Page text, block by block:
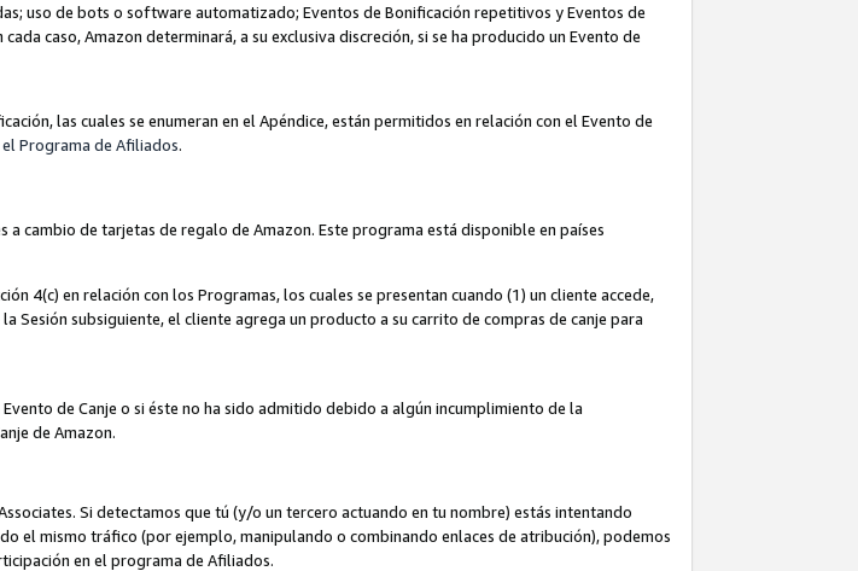
uso de bots o software automatizado; Eventos de Bonificación repetitivos y Eventos de
caso, Amazon determinará, a su exclusiva discreción, si se ha producido un Evento de
las cuales se enumeran en el Apéndice, están permitidos en relación con el Evento de
Programa de Afiliados.
cambio de tarjetas de regalo de Amazon. Este programa está disponible en países
4(c) en relación con los Programas, los cuales se presentan cuando (1) un cliente accede,
Sesión subsiguiente, el cliente agrega un producto a su carrito de compras de canje para
de Canje o si éste no ha sido admitido debido a algún incumplimiento de la
de Amazon.
Si detectamos que tú (y/o un tercero actuando en tu nombre) estás intentando
el mismo tráfico (por ejemplo, manipulando o combinando enlaces de atribución), podemos
en el programa de Afiliados.